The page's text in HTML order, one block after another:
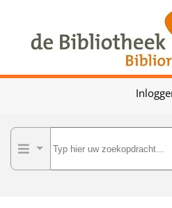
Skip to main content